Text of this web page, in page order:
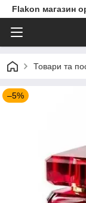
Flakon магазин
Товари та
–5%